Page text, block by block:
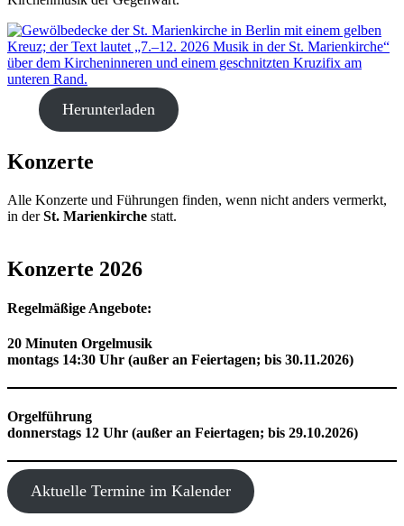
Herunterladen
Konzerte
Alle Konzerte und Führungen finden, wenn nicht anders vermerkt,
in derSt. Marienkirche statt.
Konzerte 2026
Regelmäßige Angebote:
20 Minuten Orgelmusik
montags 14:30 Uhr (außer an Feiertagen; bis 30.11.2026)
Orgelführung
donnerstags 12 Uhr (außer an Feiertagen; bis 29.10.2026)
Aktuelle Termine im Kalender